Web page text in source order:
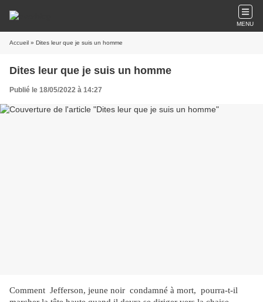
MENU
Accueil » Dites leur que je suis un homme
Dites leur que je suis un homme
Publié le 18/05/2022 à 14:27
Comment Jefferson, jeune noir condamné à mort, pourra-t-il